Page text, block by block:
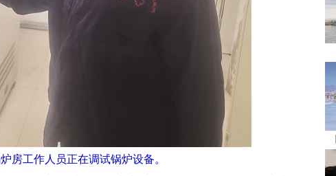
房工作人员正在调试锅炉设备。